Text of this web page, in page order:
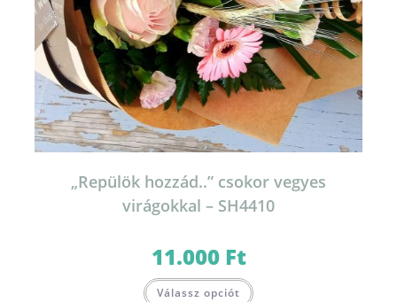
„Repülök hozzád..” csokor vegyes
virágokkal – SH4410
11.000 Ft
Válassz opciót